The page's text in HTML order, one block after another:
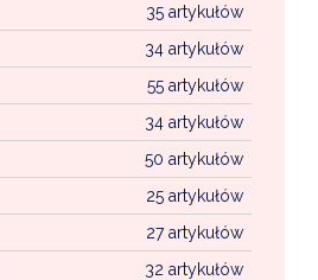
35 artykułów
34 artykułów
55 artykułów
34 artykułów
50 artykułów
25 artykułów
27 artykułów
32 artykułów